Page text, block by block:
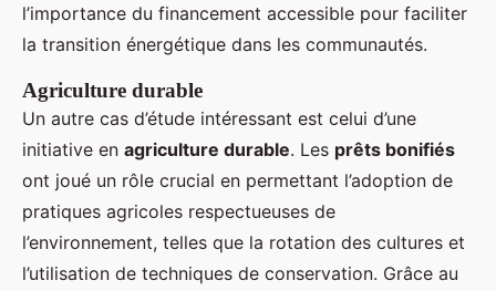
l’importance du financement accessible pour faciliter
la transition énergétique dans les communautés.
Agriculture durable
Un autre cas d’étude intéressant est celui d’une
initiative en agriculture durable. Les prêts bonifiés
ont joué un rôle crucial en permettant l’adoption de
pratiques agricoles respectueuses de
l’environnement, telles que la rotation des cultures et
l’utilisation de techniques de conservation. Grâce au